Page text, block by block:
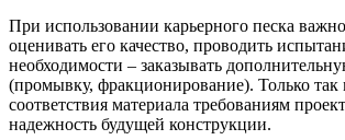
При использовании карьерного песка
оценивать его качество, проводить
необходимости – заказывать
(промывку, фракционирование). Только так
соответствия материала требованиям
надежность будущей конструкции.